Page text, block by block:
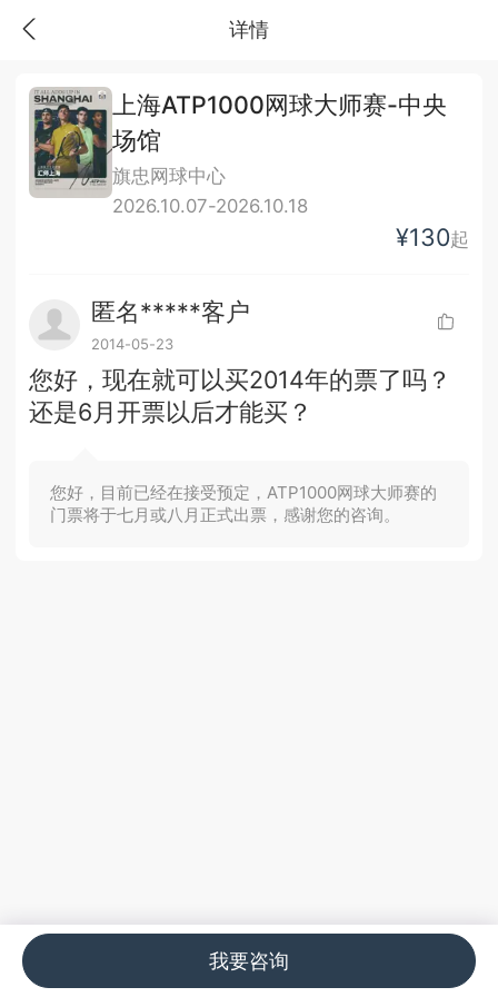
详情
上海ATP1000网球大师赛-中央
场馆
旗忠网球中心
2026.10.07-2026.10.18
¥130起
匿名*****客户
2014-05-23
您好，现在就可以买2014年的票了吗？
还是6月开票以后才能买？
您好，目前已经在接受预定，ATP1000网球大师赛的
门票将于七月或八月正式出票，感谢您的咨询。
我要咨询